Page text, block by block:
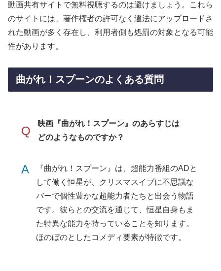
動画共有サイトで無料視聴するのは避けましょう。これら
のサイトには、著作権者の許可なく違法にアップロードさ
れた動画が多く存在し、利用者側も処罰の対象となる可能
性があります。
曲がれ！スプーンのよくある質問
Q
映画『曲がれ！スプーン』のあらすじは
どのようなものですか？
A
『曲がれ！スプーン』は、超能力番組のADと
して働く恒星が、クリスマスイブに不思議な
バーで個性豊かな超能力者たちと出会う物語
です。彼らとの交流を通じて、恒星自身もま
た特異な能力を持っていることを知ります。
ほのぼのとしたコメディ要素が特徴です。